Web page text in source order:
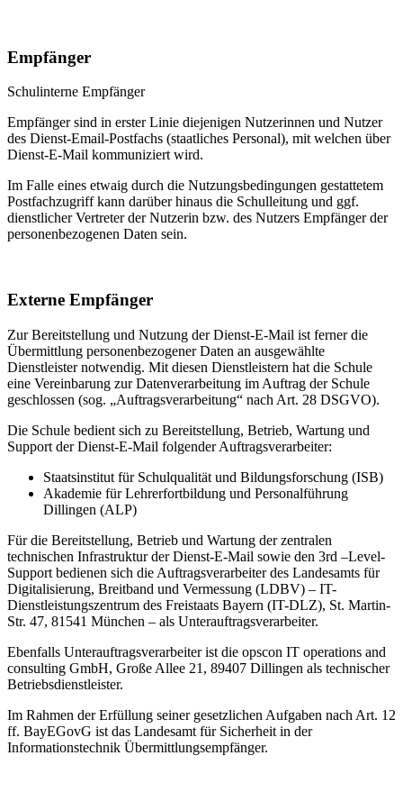
Empfänger
Schulinterne Empfänger
Empfänger sind in erster Linie diejenigen Nutzerinnen und Nutzer
des Dienst-Email-Postfachs (staatliches Personal), mit welchen über
Dienst-E-Mail kommuniziert wird.
Im Falle eines etwaig durch die Nutzungsbedingungen gestattetem
Postfachzugriff kann darüber hinaus die Schulleitung und ggf.
dienstlicher Vertreter der Nutzerin bzw. des Nutzers Empfänger der
personenbezogenen Daten sein.
Externe Empfänger
Zur Bereitstellung und Nutzung der Dienst-E-Mail ist ferner die
Übermittlung personenbezogener Daten an ausgewählte
Dienstleister notwendig. Mit diesen Dienstleistern hat die Schule
eine Vereinbarung zur Datenverarbeitung im Auftrag der Schule
geschlossen (sog. „Auftragsverarbeitung“ nach Art. 28 DSGVO).
Die Schule bedient sich zu Bereitstellung, Betrieb, Wartung und
Support der Dienst-E-Mail folgender Auftragsverarbeiter:
Staatsinstitut für Schulqualität und Bildungsforschung (ISB)
Akademie für Lehrerfortbildung und Personalführung
Dillingen (ALP)
Für die Bereitstellung, Betrieb und Wartung der zentralen
technischen Infrastruktur der Dienst-E-Mail sowie den 3rd –Level-
Support bedienen sich die Auftragsverarbeiter des Landesamts für
Digitalisierung, Breitband und Vermessung (LDBV) – IT-
Dienstleistungszentrum des Freistaats Bayern (IT-DLZ), St. Martin-
Str. 47, 81541 München – als Unterauftragsverarbeiter.
Ebenfalls Unterauftragsverarbeiter ist die opscon IT operations and
consulting GmbH, Große Allee 21, 89407 Dillingen als technischer
Betriebsdienstleister.
Im Rahmen der Erfüllung seiner gesetzlichen Aufgaben nach Art. 12
ff. BayEGovG ist das Landesamt für Sicherheit in der
Informationstechnik Übermittlungsempfänger.